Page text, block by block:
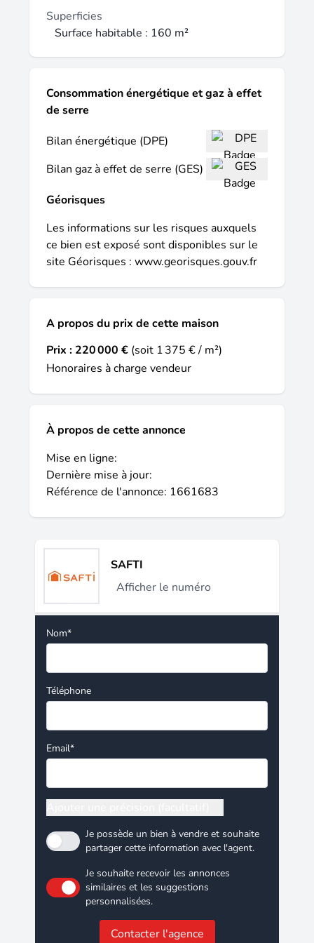
Superficies
Surface habitable : 160 m²
Consommation énergétique et gaz à effet
de serre
Bilan énergétique (DPE)
Bilan gaz à effet de serre (GES)
Géorisques
Les informations sur les risques auxquels
ce bien est exposé sont disponibles sur le
site Géorisques : www.georisques.gouv.fr
A propos du prix de cette maison
Prix : 220 000 € (soit 1 375 € / m²)
Honoraires à charge vendeur
À propos de cette annonce
Mise en ligne:
Dernière mise à jour:
Référence de l'annonce: 1661683
SAFTI
Afficher le numéro
Nom*
Téléphone
Email*
Je possède un bien à vendre et souhaite
partager cette information avec l'agent.
Je souhaite recevoir les annonces
similaires et les suggestions
personnalisées.
Contacter l'agence